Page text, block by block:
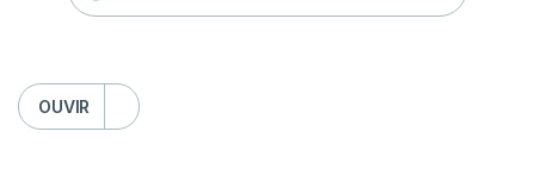
OUVIR